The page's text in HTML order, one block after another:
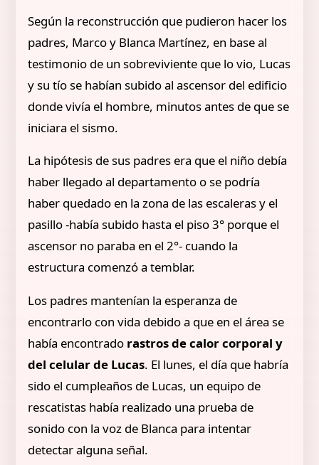
Según la reconstrucción que pudieron hacer los
padres, Marco y Blanca Martínez, en base al
testimonio de un sobreviviente que lo vio, Lucas
y su tío se habían subido al ascensor del edificio
donde vivía el hombre, minutos antes de que se
iniciara el sismo.
La hipótesis de sus padres era que el niño debía
haber llegado al departamento o se podría
haber quedado en la zona de las escaleras y el
pasillo -había subido hasta el piso 3° porque el
ascensor no paraba en el 2°- cuando la
estructura comenzó a temblar.
Los padres mantenían la esperanza de
encontrarlo con vida debido a que en el área se
había encontrado rastros de calor corporal y
del celular de Lucas. El lunes, el día que habría
sido el cumpleaños de Lucas, un equipo de
rescatistas había realizado una prueba de
sonido con la voz de Blanca para intentar
detectar alguna señal.